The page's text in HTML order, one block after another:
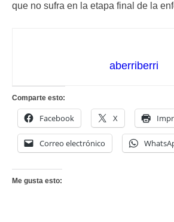
que no sufra en la etapa final de la
aberriberri
Comparte esto:
Facebook X
Correo electrónico
Me gusta esto: